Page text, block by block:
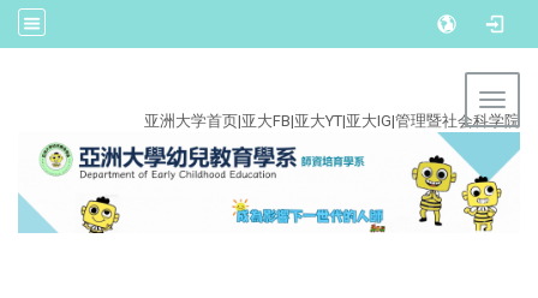
亚洲大学首页|亚大FB|亚大YT|亚大IG|管理暨社会科学院